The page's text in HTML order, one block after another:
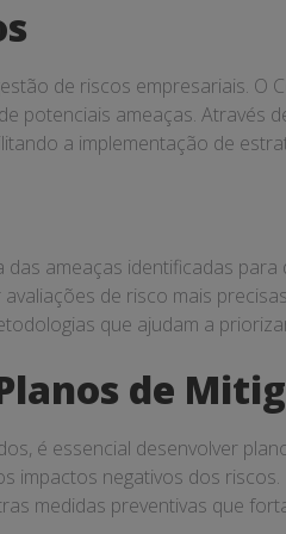
de riscos empresariais. O
potenciais ameaças.
a implementação de
ameaças identificadas
de risco mais
que ajudam a
de
é essencial desenvolver
impactos negativos dos
medidas preventivas que